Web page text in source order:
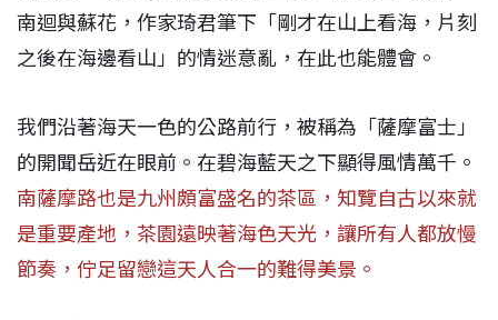
南迴與蘇花，作家琦君筆下「剛才在山上看海，片刻
之後在海邊看山」的情迷意亂，在此也能體會。
我們沿著海天一色的公路前行，被稱為「薩摩富士」
的開聞岳近在眼前。在碧海藍天之下顯得風情萬千。
南薩摩路也是九州頗富盛名的茶區，知覽自古以來就
是重要產地，茶園遠映著海色天光，讓所有人都放慢
節奏，佇足留戀這天人合一的難得美景。